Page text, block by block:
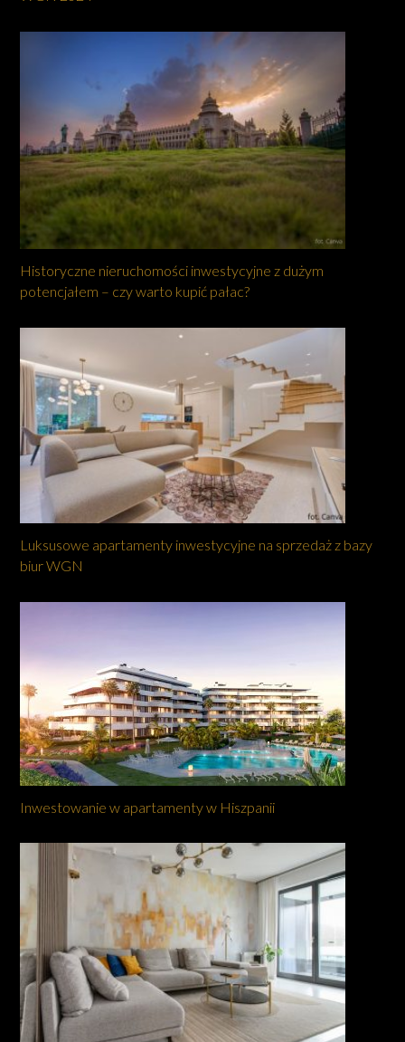
Historyczne nieruchomości inwestycyjne z dużym
potencjałem – czy warto kupić pałac?
Luksusowe apartamenty inwestycyjne na sprzedaż z bazy
biur WGN
Inwestowanie w apartamenty w Hiszpanii